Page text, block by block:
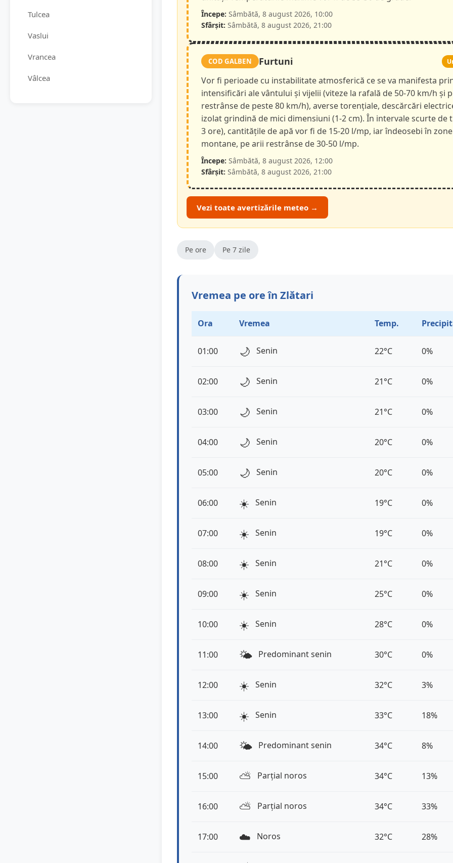
Tulcea
Vaslui
Vrancea
Vâlcea
Începe: Sâmbătă, 8 august 2026, 10:00
Sfârșit: Sâmbătă, 8 august 2026, 21:00
COD GALBEN Furtuni
Vor fi perioade cu instabilitate atmosferică ce se va manifesta
intensificări ale vântului și vijelii (viteze la rafală de 50-70 km/h și
restrânse de peste 80 km/h), averse torențiale, descărcări
izolat grindină de mici dimensiuni (1-2 cm). În intervale scurte de
3 ore), cantitățile de apă vor fi de 15-20 l/mp, iar îndeosebi în
montane, pe arii restrânse de 30-50 l/mp.
Începe: Sâmbătă, 8 august 2026, 12:00
Sfârșit: Sâmbătă, 8 august 2026, 21:00
Vezi toate avertizările meteo →
Pe ore Pe 7 zile
Vremea pe ore în Zlătari
Ora Vremea Temp.
01:00 🌙 Senin 22°C 0%
02:00 🌙 Senin 21°C 0%
03:00 🌙 Senin 21°C 0%
04:00 🌙 Senin 20°C 0%
05:00 🌙 Senin 20°C 0%
06:00 ☀️ Senin 19°C 0%
07:00 ☀️ Senin 19°C 0%
08:00 ☀️ Senin 21°C 0%
09:00 ☀️ Senin 25°C 0%
10:00 ☀️ Senin 28°C 0%
11:00 🌤️ Predominant senin 30°C 0%
12:00 ☀️ Senin 32°C 3%
13:00 ☀️ Senin 33°C 18%
14:00 🌤️ Predominant senin 34°C 8%
15:00 ⛅️ Parțial noros 34°C 13%
16:00 ⛅️ Parțial noros 34°C 33%
17:00 ☁️ Noros 32°C 28%